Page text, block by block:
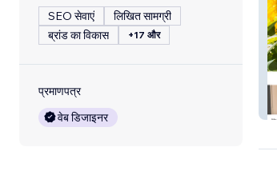
SEO सेवाएं
लिखित सामग्री
ब्रांड का विकास
+17 और
प्रमाणपत्र
वेब डिजाइनर